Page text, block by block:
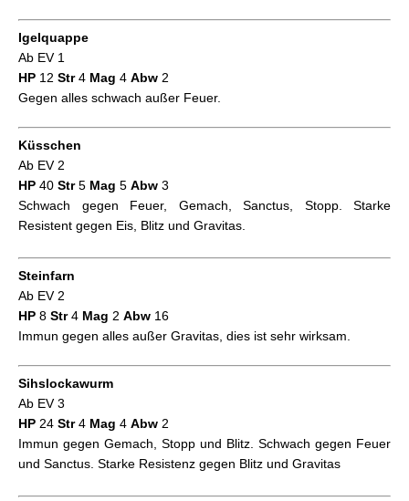
Igelquappe
Ab EV 1
HP 12 Str4 Mag 4 Abw 2
Gegen alles schwach außer Feuer.
Küsschen
Ab EV 2
HP 40 Str5 Mag 5 Abw 3
Schwach gegen Feuer, Gemach, Sanctus, Stopp. Starke
Resistent gegen Eis, Blitz und Gravitas.
Steinfarn
Ab EV 2
HP 8 Str4 Mag 2 Abw 16
Immun gegen alles außer Gravitas, dies ist sehr wirksam.
Sihslockawurm
Ab EV 3
HP 24 Str4 Mag 4 Abw 2
Immun gegen Gemach, Stopp und Blitz. Schwach gegen Feuer
und Sanctus. Starke Resistenz gegen Blitz und Gravitas